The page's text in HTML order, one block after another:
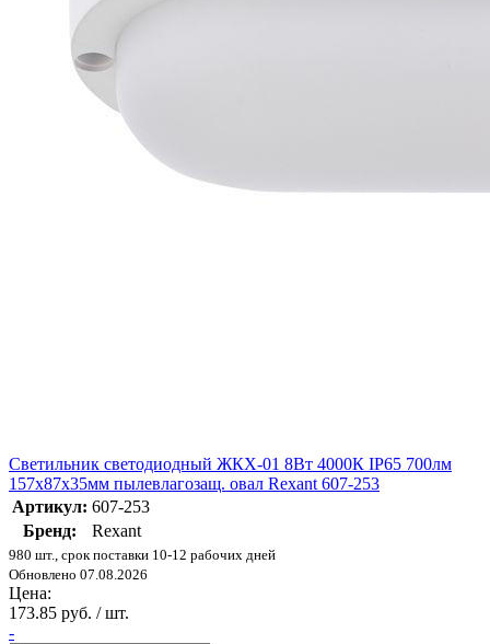
Светильник светодиодный ЖКХ-01 8Вт 4000К IP65 700лм
157х87х35мм пылевлагозащ. овал Rexant 607-253
Артикул: 607-253
Бренд:
Rexant
980 шт., срок поставки 10-12 рабочих дней
Обновлено 07.08.2026
Цена:
173.85 руб. / шт.
-